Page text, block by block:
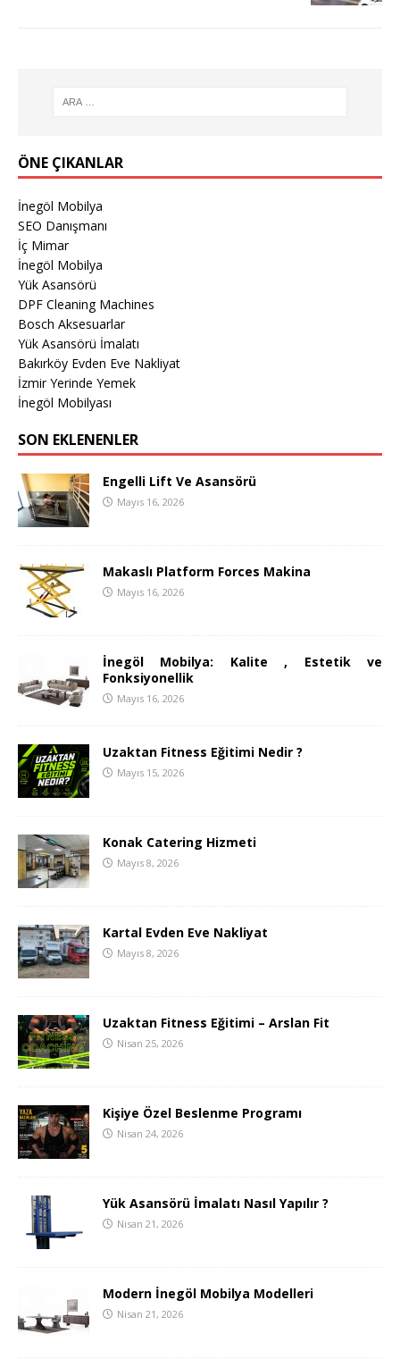
ÖNE ÇIKANLAR
İnegöl Mobilya
SEO Danışmanı
İç Mimar
İnegöl Mobilya
Yük Asansörü
DPF Cleaning Machines
Bosch Aksesuarlar
Yük Asansörü İmalatı
Bakırköy Evden Eve Nakliyat
İzmir Yerinde Yemek
İnegöl Mobilyası
SON EKLENENLER
Engelli Lift Ve Asansörü
Mayıs 16, 2026
Makaslı Platform Forces Makina
Mayıs 16, 2026
İnegöl Mobilya: Kalite , Estetik ve
Fonksiyonellik
Mayıs 16, 2026
Uzaktan Fitness Eğitimi Nedir ?
Mayıs 15, 2026
Konak Catering Hizmeti
Mayıs 8, 2026
Kartal Evden Eve Nakliyat
Mayıs 8, 2026
Uzaktan Fitness Eğitimi – Arslan Fit
Nisan 25, 2026
Kişiye Özel Beslenme Programı
Nisan 24, 2026
Yük Asansörü İmalatı Nasıl Yapılır ?
Nisan 21, 2026
Modern İnegöl Mobilya Modelleri
Nisan 21, 2026